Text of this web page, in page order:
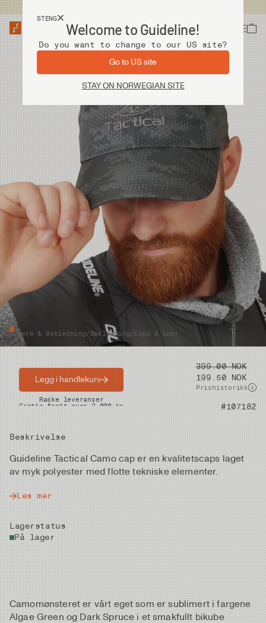
STENG
Welcome to Guideline!
Do you want to change to our US site?
Go to US site
STAY ON NORWEGIAN SITE
Vadere & Bekledning/Bekledning/Caps & Luer
Pris
399.00 NOK
199.50 NOK
Prishistorikk
Artikkelnummer #107182
Beskrivelse
Guideline Tactical Camo cap er en kvalitetscaps laget
av myk polyester med flotte tekniske elementer.
Les mer
Lagerstatus
På lager
Legg i handlekurv
Raske leveranser
Gratis frakt over 2.000 kr
Camomønsteret er vårt eget som er sublimert i fargene
Algae Green og Dark Spruce i et smakfullt bikube